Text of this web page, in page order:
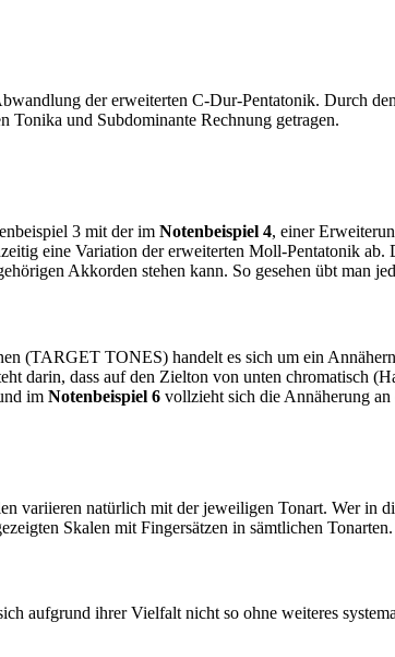
der er­weiterten C-Dur-Pentatonik. Durch
Tonika und Subdominante Rech­nung getragen.
3 mit der im Notenbeispiel 4, einer
eine Variation der erweiterten Moll-Pentatonik
Akkorden stehen kann. So gesehen übt man
(TARGET TONES) handelt es sich um ein
darin, dass auf den Zielton von un­ten chromatisch
im No­tenbeispiel 6 vollzieht sich die Annäherung
variieren natür­lich mit der jeweiligen Tonart. Wer
Skalen mit Fingersätzen in sämtli­chen Tonarten.
auf­grund ihrer Vielfalt nicht so ohne weiteres